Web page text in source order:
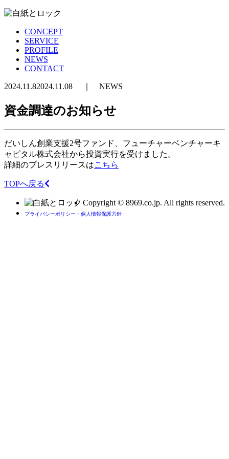
CONCEPT
SERVICE
PROFILE
NEWS
CONTACT
2024.11.82024.11.08 NEWS
資金調達のお知らせ
だいしん創業支援2号ファンド、フューチャーベンチャーキ
ャピタル株式会社から投資実行を受けました。
詳細のプレスリリースはこちら
TOPへ戻る
Copyright © 8969.co.jp. All rights reserved.
プライバシーポリシー・個人情報保護方針